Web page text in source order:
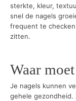
sterkte, kleur,
snel de nagels
frequent te
zitten.
Waar
Je nagels kunnen
gehele gezondheid.